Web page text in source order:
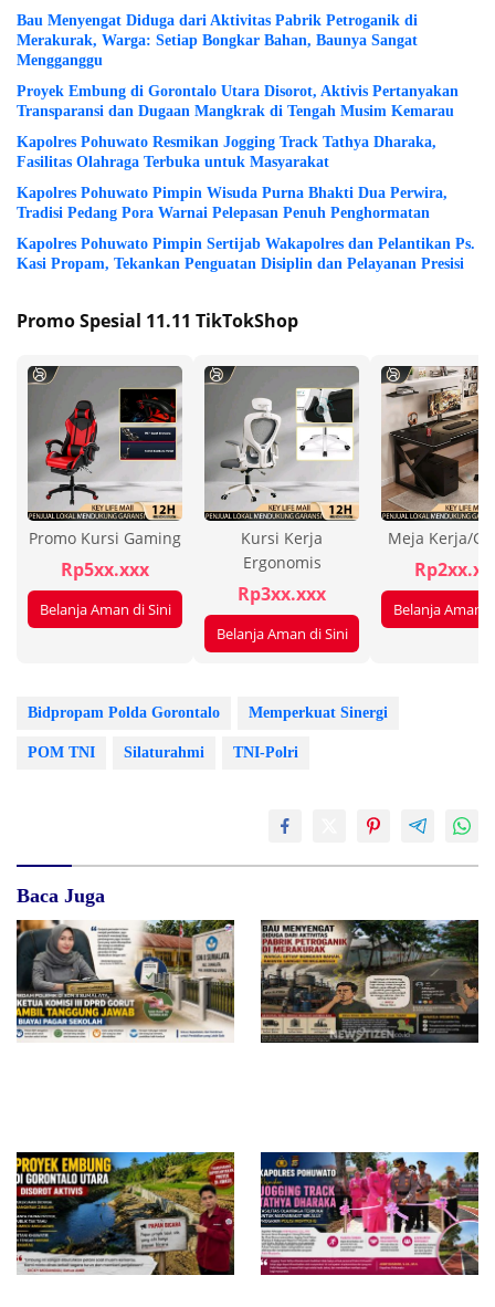
Bau Menyengat Diduga dari Aktivitas Pabrik Petroganik di
Merakurak, Warga: Setiap Bongkar Bahan, Baunya Sangat
Mengganggu
Proyek Embung di Gorontalo Utara Disorot, Aktivis Pertanyakan
Transparansi dan Dugaan Mangkrak di Tengah Musim Kemarau
Kapolres Pohuwato Resmikan Jogging Track Tathya Dharaka,
Fasilitas Olahraga Terbuka untuk Masyarakat
Kapolres Pohuwato Pimpin Wisuda Purna Bhakti Dua Perwira,
Tradisi Pedang Pora Warnai Pelepasan Penuh Penghormatan
Kapolres Pohuwato Pimpin Sertijab Wakapolres dan Pelantikan Ps.
Kasi Propam, Tekankan Penguatan Disiplin dan Pelayanan Presisi
Promo Spesial 11.11 TikTokShop
Promo Kursi Gaming
Rp5xx.xxx
Belanja Aman di Sini
Kursi Kerja
Ergonomis
Rp3xx.xxx
Belanja Aman di Sini
Meja Kerja/
Belanja Aman
Bidpropam Polda Gorontalo Memperkuat Sinergi
POM TNI Silaturahmi TNI-Polri
Baca Juga